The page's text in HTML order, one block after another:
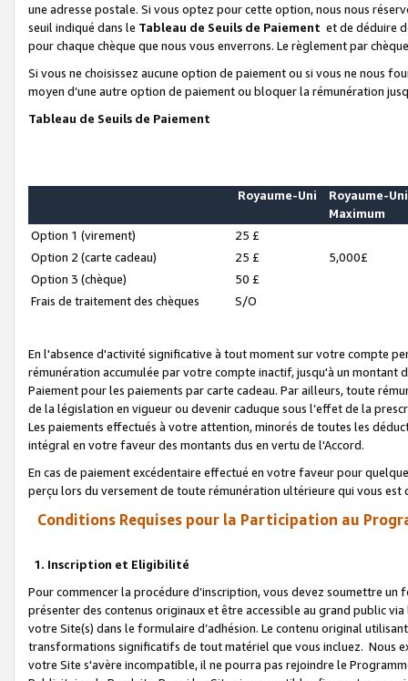
une adresse postale. Si vous optez pour cette option, nous nous
seuil indiqué dans le Tableau de Seuils de Paiement et de déduire
pour chaque chèque que nous vous enverrons. Le règlement par
Si vous ne choisissez aucune option de paiement ou si vous ne nous
moyen d’une autre option de paiement ou bloquer la rémunération
Tableau de Seuils de Paiement
Royaume-Uni
Royaume-Uni
Maximum
Option 1 (virement)
25 £
Option 2 (carte cadeau)
25 £
5,000£
Option 3 (chèque)
50 £
Frais de traitement des chèques
S/O
En l'absence d'activité significative à tout moment sur votre compte
rémunération accumulée par votre compte inactif, jusqu'à un montant
Paiement pour les paiements par carte cadeau. Par ailleurs, toute
de la législation en vigueur ou devenir caduque sous l’effet de la
Les paiements effectués à votre attention, minorés de toutes les
intégral en votre faveur des montants dus en vertu de l'Accord.
En cas de paiement excédentaire effectué en votre faveur pour
perçu lors du versement de toute rémunération ultérieure qui vous est
Conditions Requises pour la Participation au
1. Inscription et Eligibilité
Pour commencer la procédure d’inscription, vous devez soumettre
présenter des contenus originaux et être accessible au grand public
votre Site(s) dans le formulaire d’adhésion. Le contenu original
transformations significatifs de tout matériel que vous incluez. Nous
votre Site s'avère incompatible, il ne pourra pas rejoindre le